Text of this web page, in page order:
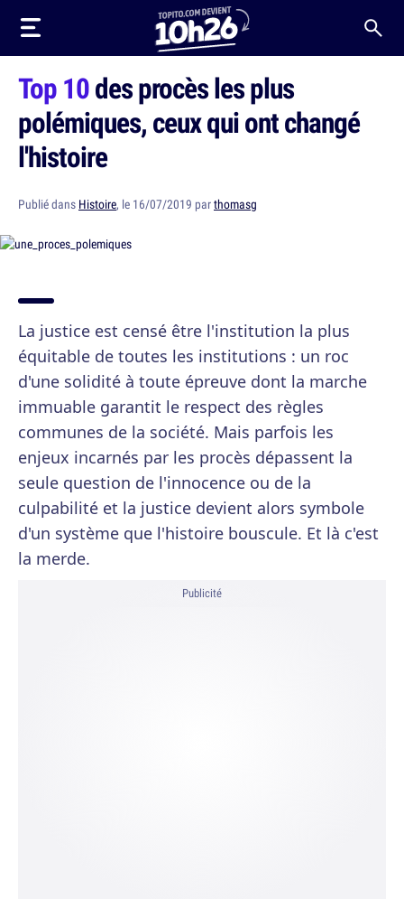
Top 10des procès les plus
polémiques, ceux qui ont changé
l'histoire
Publié dans Histoire, le 16/07/2019 parthomasg
La justice est censé être l'institution la plus
équitable de toutes les institutions : un roc
d'une solidité à toute épreuve dont la marche
immuable garantit le respect des règles
communes de la société. Mais parfois les
enjeux incarnés par les procès dépassent la
seule question de l'innocence ou de la
culpabilité et la justice devient alors symbole
d'un système que l'histoire bouscule. Et là c'est
la merde.
Publicité